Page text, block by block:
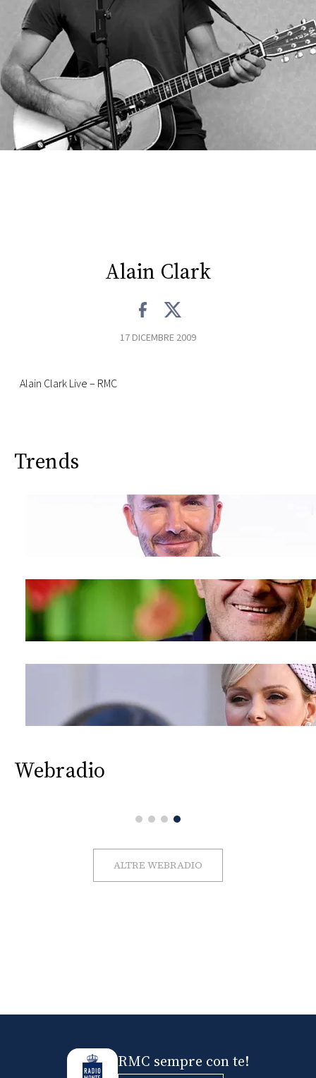
FOTO
CONCORSI
EVENTI
VIDEO
Alain Clark
17 DICEMBRE 2009
Alain Clark Live – RMC
Trends
Webradio
ALTRE WEBRADIO
RMC sempre con te!